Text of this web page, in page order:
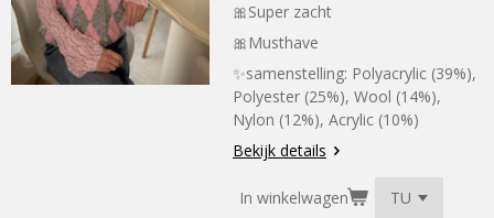
🎀Super zacht
🎀Musthave
✨samenstelling: Polyacrylic (39%),
Polyester (25%), Wool (14%),
Nylon (12%), Acrylic (10%)
Bekijk details
In winkelwagen